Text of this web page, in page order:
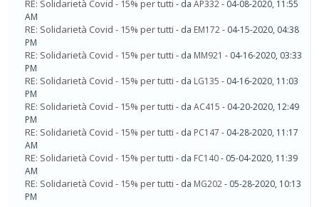
RE: Solidarietà Covid - 15% per tutti - da AP332- 04-08-2020, 11:55
AM
RE: Solidarietà Covid - 15% per tutti - da EM172- 04-15-2020, 04:38
PM
RE: Solidarietà Covid - 15% per tutti - da MM921 - 04-16-2020, 03:33
PM
RE: Solidarietà Covid - 15% per tutti - da LG135 - 04-16-2020, 11:03
PM
RE: Solidarietà Covid - 15% per tutti - da AC415 - 04-20-2020, 12:49
PM
RE: Solidarietà Covid - 15% per tutti - da PC147 - 04-28-2020, 11:17
AM
RE: Solidarietà Covid - 15% per tutti - da FC140- 05-04-2020, 11:39
AM
RE: Solidarietà Covid - 15% per tutti - da MG202- 05-28-2020, 10:13
PM